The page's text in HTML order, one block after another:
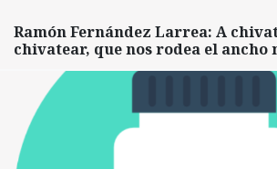
Ramón Fernández Larrea: A
chivatear, que nos rodea el ancho